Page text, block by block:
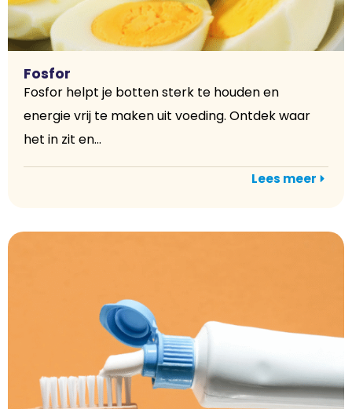
Fosfor
Fosfor helpt je botten sterk te houden en
energie vrij te maken uit voeding. Ontdek waar
het in zit en...
Lees meer